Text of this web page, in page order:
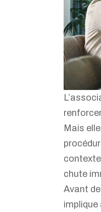
Mais
chute
Avant
implique